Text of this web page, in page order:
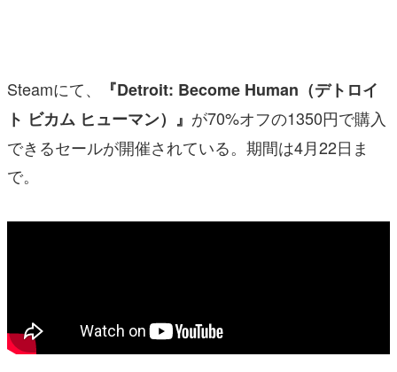
その他
電ファミニコゲーマーとは？
Steamにて、
『Detroit: Become Human（デトロイ
ト ビカム ヒューマン）』 が70%オフの1350円で購入
できるセールが開催されている。期間は4月22日ま
で。